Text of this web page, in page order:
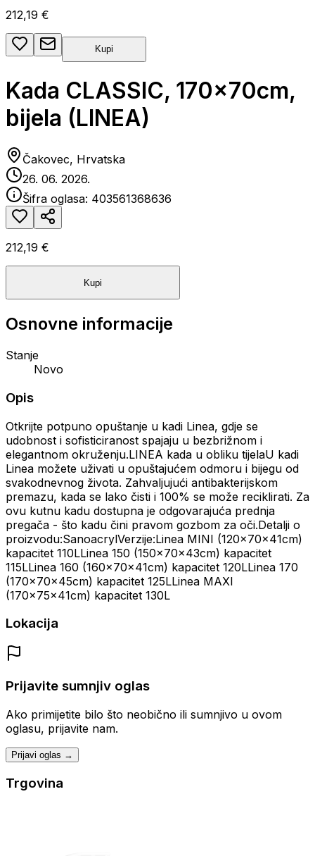
212,19 €
Kupi
Kada CLASSIC, 170x70cm,
bijela (LINEA)
Čakovec, Hrvatska
26. 06. 2026.
Šifra oglasa: 403561368636
212,19 €
Kupi
Osnovne informacije
Stanje
Novo
Opis
Otkrijte potpuno opuštanje u kadi Linea, gdje se
udobnost i sofisticiranost spajaju u bezbrižnom i
elegantnom okruženju.LINEA kada u obliku tijelaU kadi
Linea možete uživati u opuštajućem odmoru i bijegu od
svakodnevnog života. Zahvaljujući antibakterijskom
premazu, kada se lako čisti i 100% se može reciklirati. Za
ovu kutnu kadu dostupna je odgovarajuća prednja
pregača - što kadu čini pravom gozbom za oči.Detalji o
proizvodu:SanoacrylVerzije:Linea MINI (120x70x41cm)
kapacitet 110LLinea 150 (150x70x43cm) kapacitet
115LLinea 160 (160x70x41cm) kapacitet 120LLinea 170
(170x70x45cm) kapacitet 125LLinea MAXI
(170x75x41cm) kapacitet 130L
Lokacija
Prijavite sumnjiv oglas
Ako primijetite bilo što neobično ili sumnjivo u ovom
oglasu, prijavite nam.
Prijavi oglas →
Trgovina